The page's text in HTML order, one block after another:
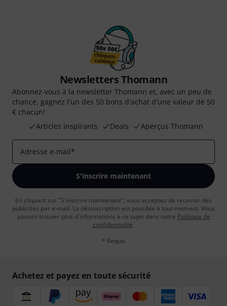
Newsletters Thomann
Abonnez-vous à la newsletter Thomann et, avec un peu de
chance, gagnez l'un des 50 bons d'achat d'une valeur de 50
€ chacun!
Articles inspirants
Deals Aperçus Thomann
Adresse e-mail*
S'inscrire maintenant
En cliquant sur "S'inscrire maintenant", vous acceptez de recevoir des
publicités par e-mail. La désinscription est possible à tout moment. Vous
pouvez trouver plus d'informations à ce sujet dans notre Politique de
confidentialité.
* Requis
Achetez et payez en toute sécurité